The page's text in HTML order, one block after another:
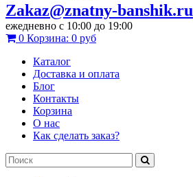
Zakaz@znatny-banshik.ru
ежедневно с 10:00 до 19:00
0 Корзина: 0 руб
Каталог
Доставка и оплата
Блог
Контакты
Корзина
О нас
Как сделать заказ?